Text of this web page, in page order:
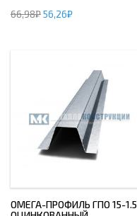
66,98₽56,26₽
ОМЕГА-ПРОФИЛЬ ГПО 15-1.5